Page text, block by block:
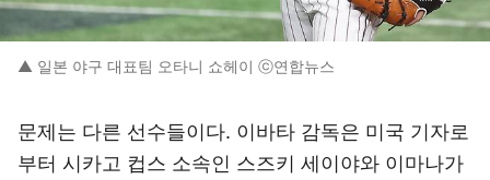
▲ 일본 야구 대표팀 오타니 쇼헤이 ⓒ연합뉴스
문제는 다른 선수들이다. 이바타 감독은 미국 기자로
부터 시카고 컵스 소속인 스즈키 세이야와 이마나가